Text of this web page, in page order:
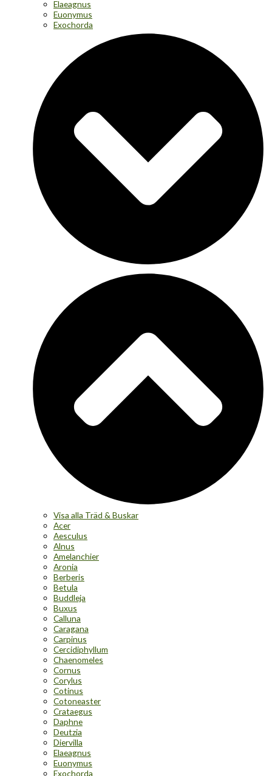
Elaeagnus
Euonymus
Exochorda
Visa alla Träd & Buskar
Acer
Aesculus
Alnus
Amelanchier
Aronia
Berberis
Betula
Buddleja
Buxus
Calluna
Caragana
Carpinus
Cercidiphyllum
Chaenomeles
Cornus
Corylus
Cotinus
Cotoneaster
Crataegus
Daphne
Deutzia
Diervilla
Elaeagnus
Euonymus
Exochorda